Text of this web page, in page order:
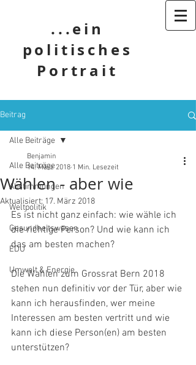
...ein
politisches
Portrait
Beitrag
Alle Beiträge
Abstimmungen
Weltpolitik
Gesundheitswesen
EDU
Umwelt & Energie
Alle Beiträge
Wählen - aber wie
Benjamin
14. März 2018 1 Min. Lesezeit
Aktualisiert:17. März 2018
Es ist nicht ganz einfach: wie wähle ich
die richtige Person? Und wie kann ich
das am besten machen?
Die Wahlen zum Grossrat Bern 2018
stehen nun definitiv vor der Tür, aber wie
kann ich herausfinden, wer meine
Interessen am besten vertritt und wie
kann ich diese Person(en) am besten
unterstützen?